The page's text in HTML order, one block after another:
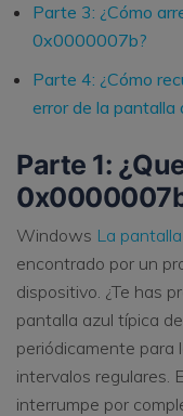
Parte 3: ¿Cómo
0x0000007b?
Parte 4: ¿Cómo
error de la
Parte 1:
Windows La
encontrado por un
dispositivo. ¿Te has
pantalla azul típica
periódicamente para
intervalos regulares.
interrumpe por